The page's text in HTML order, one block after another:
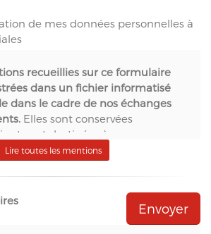
de mes données personnelles à
recueillies sur ce formulaire
dans un fichier informatisé
dans le cadre de nos échanges
Elles sont conservées
et sont destinées à :
(www.france-signaletique.com)
du site web et
formulaires,
net.fr) en qualité
en qualité d'opérateur
Lire toutes les mentions